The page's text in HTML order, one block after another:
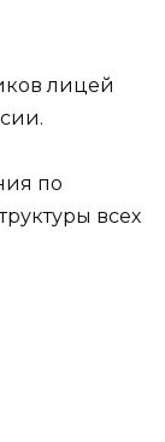
лицей